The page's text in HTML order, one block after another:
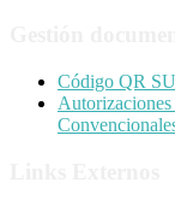
Código QR